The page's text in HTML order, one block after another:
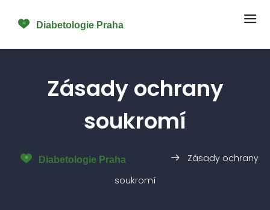
Zásady ochrany
soukromí
Zásady ochrany
soukromí